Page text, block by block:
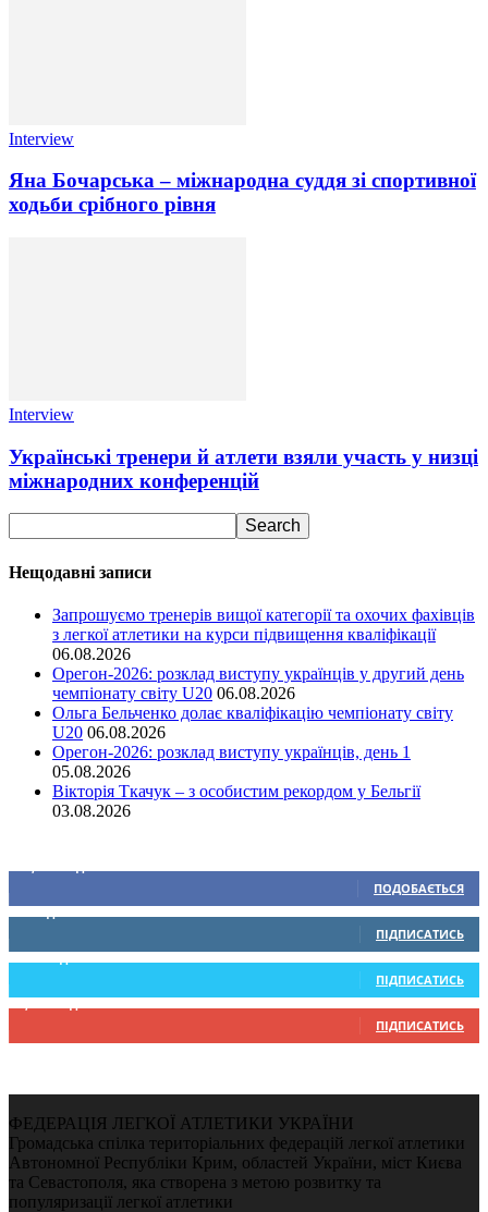
Interview
Яна Бочарська – міжнародна суддя зі спортивної
ходьби срібного рівня
Interview
Українські тренери й атлети взяли участь у низці
міжнародних конференцій
Нещодавні записи
Запрошуємо тренерів вищої категорії та охочих фахівців
з легкої атлетики на курси підвищення кваліфікації
06.08.2026
Орегон-2026: розклад виступу українців у другий день
чемпіонату світу U20 06.08.2026
Ольга Бельченко долає кваліфікацію чемпіонату світу
U20 06.08.2026
Орегон-2026: розклад виступу українців, день 1
05.08.2026
Вікторія Ткачук – з особистим рекордом у Бельгії
03.08.2026
ПОДОБАЄТЬСЯ
0 Підписників
ПІДПИСАТИСЬ
234 Підписників
ПІДПИСАТИСЬ
9,370 Підписників
ПІДПИСАТИСЬ
ФЕДЕРАЦІЯ ЛЕГКОЇ АТЛЕТИКИ УКРАЇНИ
Громадська спілка територіальних федерацій легкої атлетики
Автономної Республіки Крим, областей України, міст Києва
та Севастополя, яка створена з метою розвитку та
популяризації легкої атлетики